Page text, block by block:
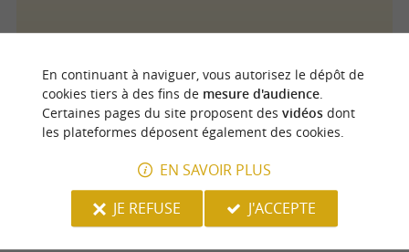
Boutique Au Grenier
Pau
En continuant à naviguer, vous autorisez le dépôt de
cookies tiers à des fins de mesure d'audience.
Certaines pages du site proposent des vidéosdont
les plateformes déposent également des cookies.
EN SAVOIR PLUS
JE REFUSE
J'ACCEPTE